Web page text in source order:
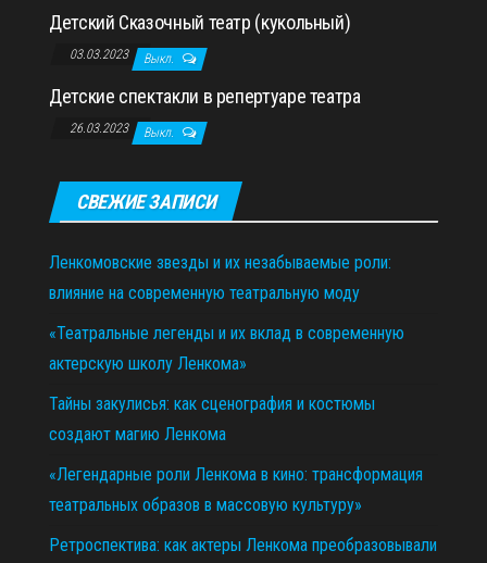
Детский Сказочный театр (кукольный)
03.03.2023 Выкл.
Детские спектакли в репертуаре театра
26.03.2023 Выкл.
СВЕЖИЕ ЗАПИСИ
Ленкомовские звезды и их незабываемые роли:
влияние на современную театральную моду
«Театральные легенды и их вклад в современную
актерскую школу Ленкома»
Тайны закулисья: как сценография и костюмы
создают магию Ленкома
«Легендарные роли Ленкома в кино: трансформация
театральных образов в массовую культуру»
Ретроспектива: как актеры Ленкома преобразовывали